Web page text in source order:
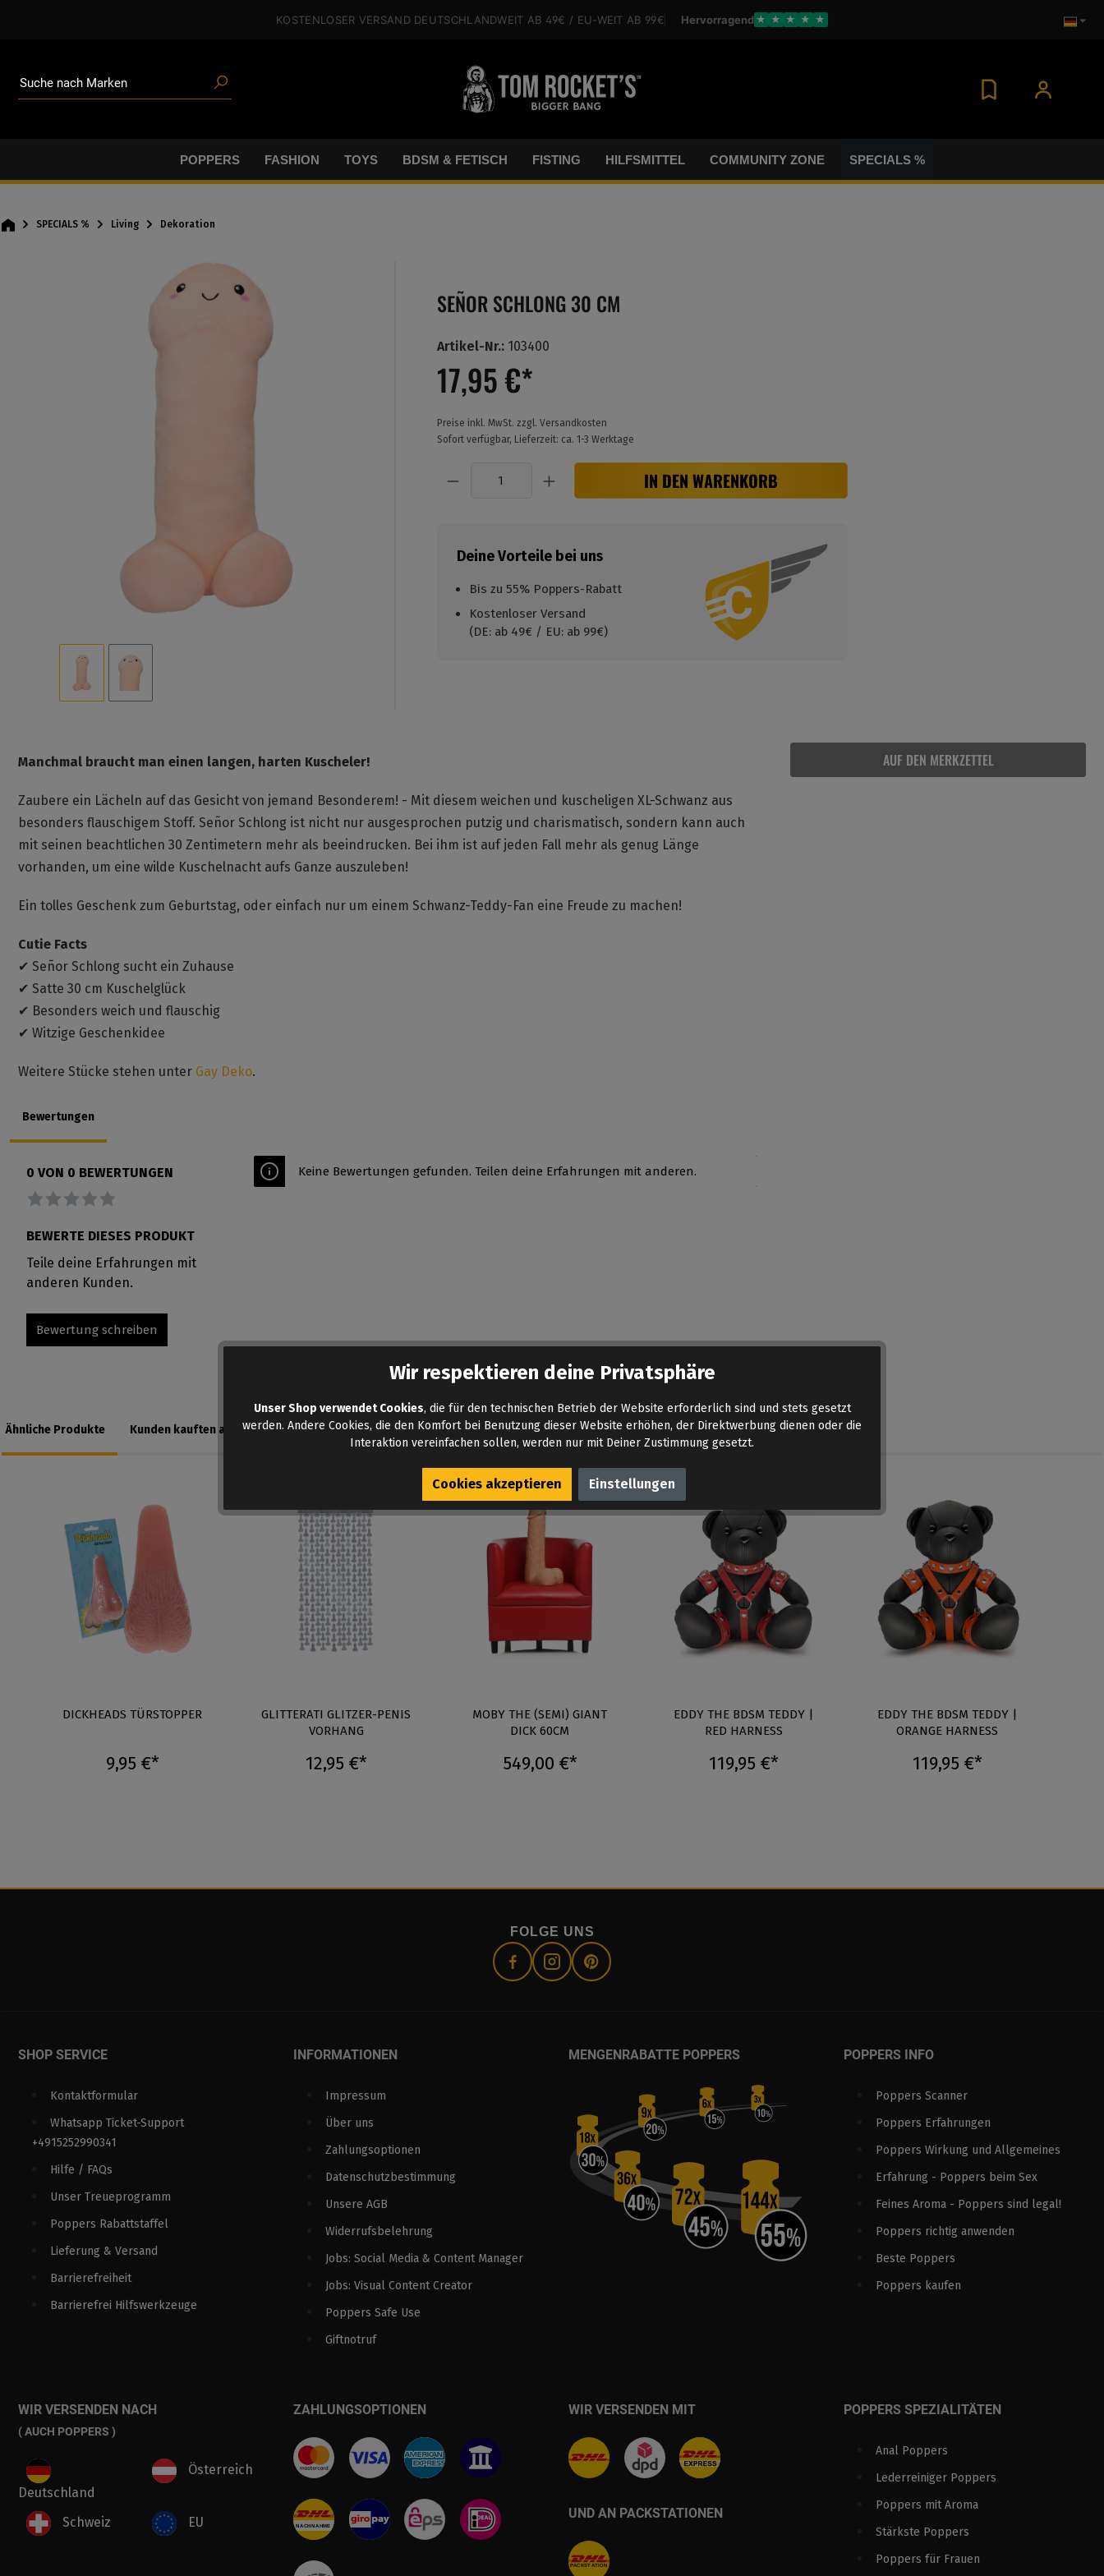
KOSTENLOSER VERSANDDEUTSCHLANDWEIT AB 49€ / EU-WEIT AB 99€ Hervorragend ★ ★ ★ ★ ★
POPPERS FASHION TOYS BDSM & FETISCH FISTING HILFSMITTEL COMMUNITY ZONE SPECIALS %
SPECIALS % Living Dekoration
SEÑOR SCHLONG 30 CM
Artikel-Nr.: 103400
17,95 €*
Preise inkl. MwSt. zzgl. Versandkosten
Sofort verfügbar, Lieferzeit: ca. 1-3 Werktage
IN DEN WARENKORB
Deine Vorteile bei uns
Bis zu 55% Poppers-Rabatt
Kostenloser Versand
(DE: ab 49€ / EU: ab 99€)
AUF DEN MERKZETTEL
Manchmal braucht man einen langen, harten Kuscheler!
Zaubere ein Lächeln auf das Gesicht von jemand Besonderem! - Mit diesem weichen und kuscheligen XL-Schwanz aus
besonders flauschigem Stoff. Señor Schlong ist nicht nur ausgesprochen putzig und charismatisch, sondern kann auch
mit seinen beachtlichen 30 Zentimetern mehr als beeindrucken. Bei ihm ist auf jeden Fall mehr als genug Länge
vorhanden, um eine wilde Kuschelnacht aufs Ganze auszuleben!
Ein tolles Geschenk zum Geburtstag, oder einfach nur um einem Schwanz-Teddy-Fan eine Freude zu machen!
Cutie Facts
✔ Señor Schlong sucht ein Zuhause
✔ Satte 30 cm Kuschelglück
✔ Besonders weich und flauschig
✔ Witzige Geschenkidee
Weitere Stücke stehen unter Gay Deko.
Bewertungen
0 VON 0 BEWERTUNGEN
Durchschnittliche Bewertung von 0 von 5 Sternen
BEWERTE DIESES PRODUKT
Teile deine Erfahrungen mit
anderen Kunden.
Bewertung schreiben
Keine Bewertungen gefunden. Teilen deine Erfahrungen mit anderen.
Ähnliche Produkte Kunden kauften auch
DICKHEADS TÜRSTOPPER
9,95 €*
GLITTERATI GLITZER-PENIS
VORHANG
12,95 €*
MOBY THE (SEMI) GIANT
DICK 60CM
549,00 €*
EDDY THE BDSM TEDDY |
RED HARNESS
119,95 €*
EDDY THE BDSM TEDDY |
ORANGE HARNESS
119,95 €*
FOLGE UNS
SHOP SERVICE
Kontaktformular
Whatsapp Ticket-Support
+4915252990341
Hilfe / FAQs
Unser Treueprogramm
Poppers Rabattstaffel
Lieferung & Versand
Barrierefreiheit
Barrierefrei Hilfswerkzeuge
INFORMATIONEN
Impressum
Über uns
Zahlungsoptionen
Datenschutzbestimmung
Unsere AGB
Widerrufsbelehrung
Jobs: Social Media & Content Manager
Jobs: Visual Content Creator
Poppers Safe Use
Giftnotruf
MENGENRABATTE POPPERS POPPERS INFO
Poppers Scanner
Poppers Erfahrungen
Poppers Wirkung und Allgemeines
Erfahrung - Poppers beim Sex
Feines Aroma - Poppers sind legal!
Poppers richtig anwenden
Beste Poppers
Poppers kaufen
WIR VERSENDEN NACH
( AUCH POPPERS )
Deutschland
Österreich
Schweiz EU
ZAHLUNGSOPTIONEN WIR VERSENDEN MIT
UND AN PACKSTATIONEN
POPPERS SPEZIALITÄTEN
Anal Poppers
Lederreiniger Poppers
Poppers mit Aroma
Stärkste Poppers
Poppers für Frauen
Wir respektieren deine Privatsphäre
Unser Shop verwendet Cookies, die für den technischen Betrieb der Website erforderlich sind und stets gesetzt
werden. Andere Cookies, die den Komfort bei Benutzung dieser Website erhöhen, der Direktwerbung dienen oder die
Interaktion vereinfachen sollen, werden nur mit Deiner Zustimmung gesetzt.
Cookies akzeptieren Einstellungen
Suche nach Marken
Gleitgel